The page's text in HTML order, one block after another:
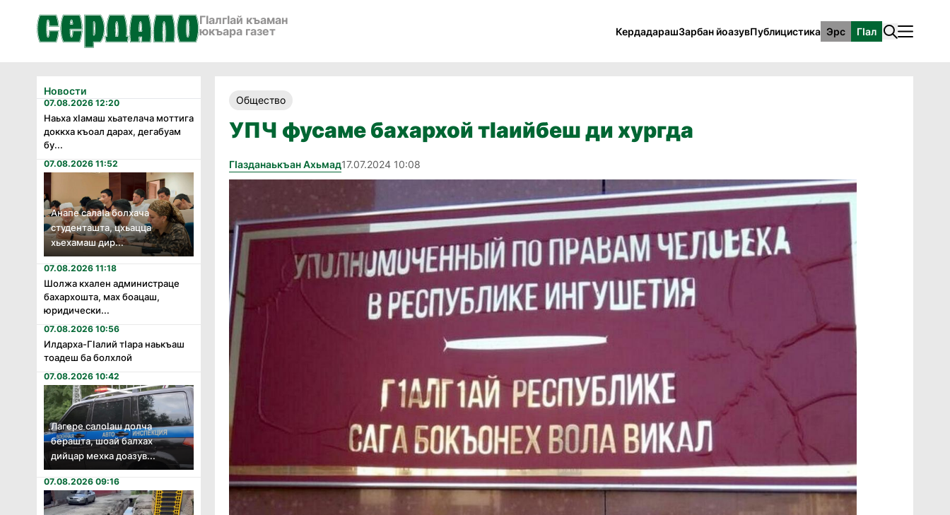
ГӀалгӀай къаман
юкъара газет
КердадарашЗарбан йоазувПублицистика Эрс ГӀал
Новости
07.08.2026 12:20
Наьха хӏамаш хьателача моттига
доккха къоал дарах, дегабуам
бу...
07.08.2026 11:52
Анапе салаӏа болхача
студенташта, цхьацца
хьехамаш дир...
07.08.2026 11:18
Шолжа кхален администраце
бахархошта, мах боацаш,
юридически...
07.08.2026 10:56
Илдарха-Гӏалий тӏара наькъаш
тоадеш ба болхлой
07.08.2026 10:42
Лагере салоӏаш долча
берашта, шоай балхах
дийцар мехка доазув...
07.08.2026 09:16
Общество
УПЧ фусаме бахархой тӀаийбеш ди хургда
Гӏазданаькъан Ахьмад17.07.2024 10:08